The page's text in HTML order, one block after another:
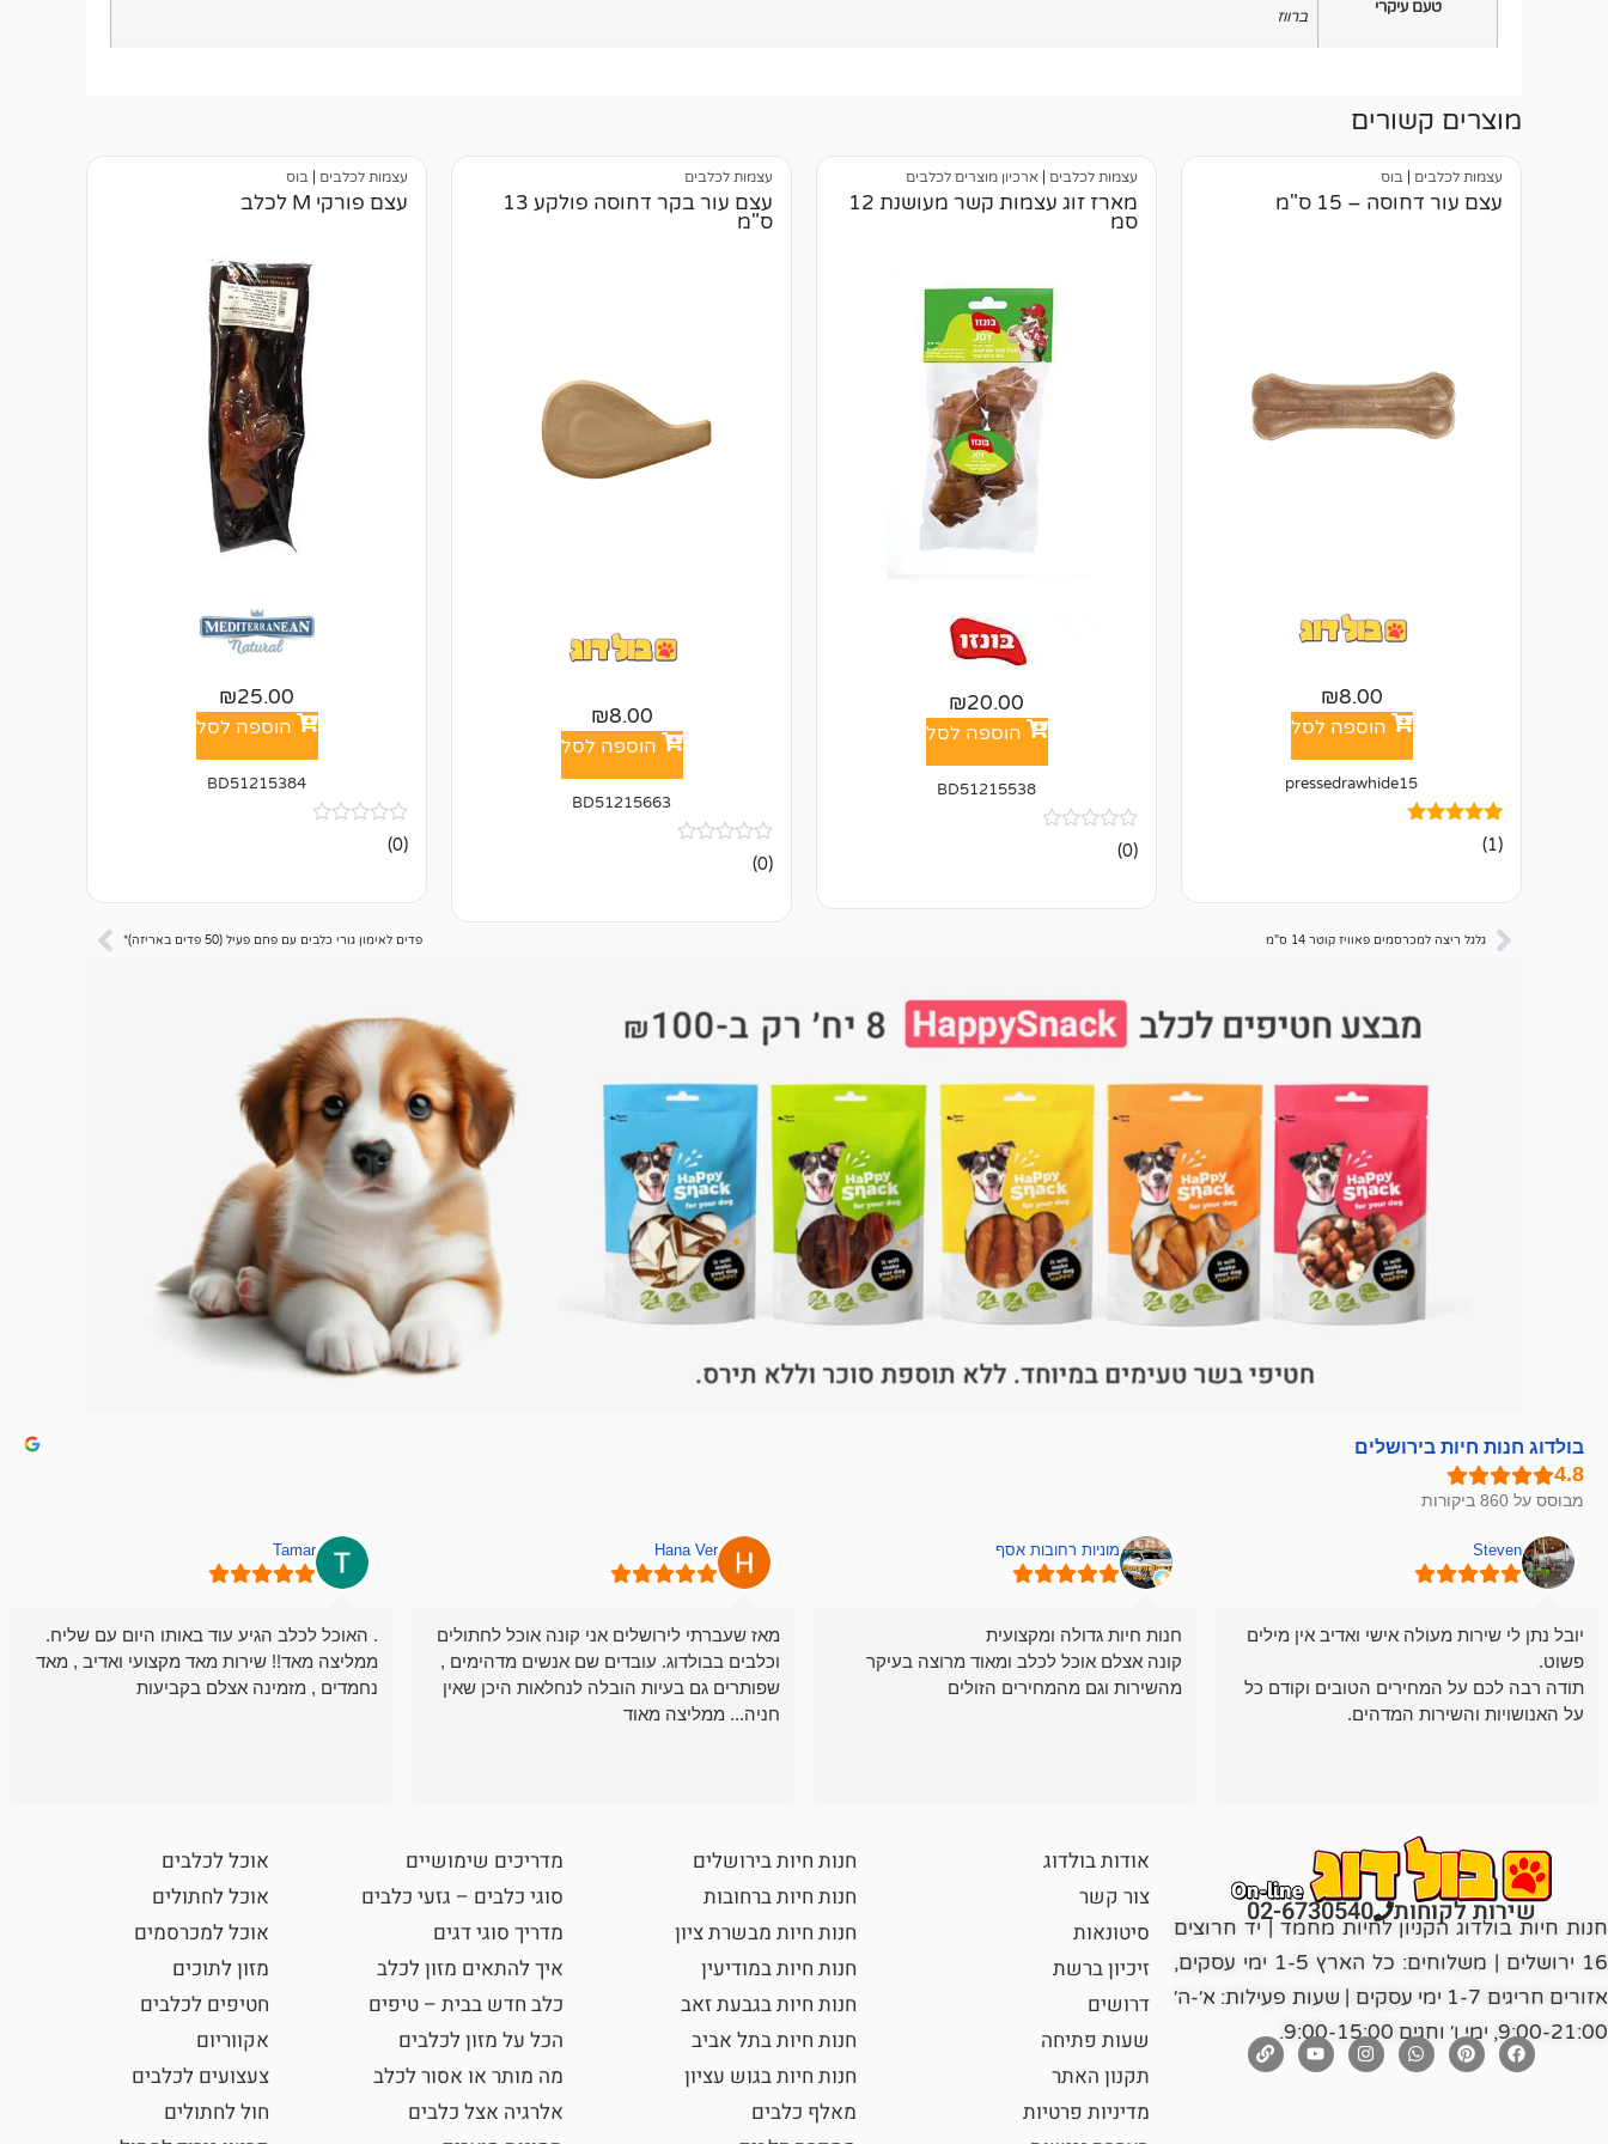
טעם עיקרי ברווז
מוצרים קשורים
עצמות לכלבים בוס
עצם עור דחוסה – 15 ס"מ
₪8.00
הוספה לסל
pressedrawhide15
מדורג
5.00
1
לקוחות
(1)
עצמות לכלבים ארכיון מוצרים לכלבים
מארז זוג עצמות קשר מעושנת 12
סמ
₪20.00
הוספה לסל
BD51215538
אין
ביקורות
(0)
עצמות לכלבים
עצם עור בקר דחוסה פולקע 13
ס"מ
₪8.00
הוספה לסל
BD51215663
אין
ביקורות
(0)
עצמות לכלבים בוס
עצם פורקי M לכלב
₪25.00
הוספה לסל
BD51215384
אין
ביקורות
(0)
גלגל ריצה למכרסמים פאוויז קוטר 14 ס"מ פדים לאימון גורי כלבים עם פחם פעיל (50 פדים באריזה)*
בולדוג חנות חיות בירושלים
מבוסס על 860 ביקורות
Steven
יובל נתן לי שירות מעולה אישי ואדיב אין מילים
פשוט.
תודה רבה לכם על המחירים הטובים וקודם כל
על האנושויות והשירות המדהים.
מוניות רחובות אסף
חנות חיות גדולה ומקצועית
קונה אצלם אוכל לכלב ומאוד מרוצה בעיקר
מהשירות וגם מהמחירים הזולים
Hana Ver
מאז שעברתי לירושלים אני קונה אוכל לחתולים
וכלבים בבולדוג. עובדים שם אנשים מדהימים ,
שפותרים גם בעיות הובלה לנחלאות היכן שאין
חניה... ממליצה מאוד
Tamar
. האוכל לכלב הגיע עוד באותו היום עם שליח.
ממליצה מאד!! שירות מאד מקצועי ואדיב , מאד
נחמדים , מזמינה אצלם בקביעות
שירות לקוחות 02-6730540
חנות חיות בולדוג הקניון לחיות מחמד | יד חרוצים
16 ירושלים | משלוחים: כל הארץ 1-5 ימי עסקים,
אזורים חריגים 1-7 ימי עסקים | שעות פעילות: א׳-ה׳
9:00-21:00, ימי ו׳ וחגים 9:00-15:00.
אודות בולדוג
צור קשר
סיטונאות
זיכיון ברשת
דרושים
שעות פתיחה
תקנון האתר
מדיניות פרטיות
חנות חיות בירושלים
חנות חיות ברחובות
חנות חיות מבשרת ציון
חנות חיות במודיעין
חנות חיות בגבעת זאב
חנות חיות בתל אביב
חנות חיות בגוש עציון
מאלף כלבים
מדריכים שימושיים
סוגי כלבים – גזעי כלבים
מדריך סוגי דגים
איך להתאים מזון לכלב
כלב חדש בבית – טיפים
הכל על מזון לכלבים
מה מותר או אסור לכלב
אלרגיה אצל כלבים
אוכל לכלבים
אוכל לחתולים
אוכל למכרסמים
מזון לתוכים
חטיפים לכלבים
אקווריום
צעצועים לכלבים
חול לחתולים